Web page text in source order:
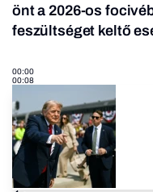
önt a 2026-os
feszültséget keltő
00:00
00:08